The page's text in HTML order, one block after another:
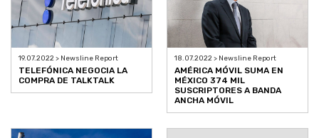
19.07.2022 > Newsline Report
TELEFÓNICA NEGOCIA LA
COMPRA DE TALKTALK
18.07.2022 > Newsline Report
AMÉRICA MÓVIL SUMA EN
MÉXICO 374 MIL
SUSCRIPTORES A BANDA
ANCHA MÓVIL